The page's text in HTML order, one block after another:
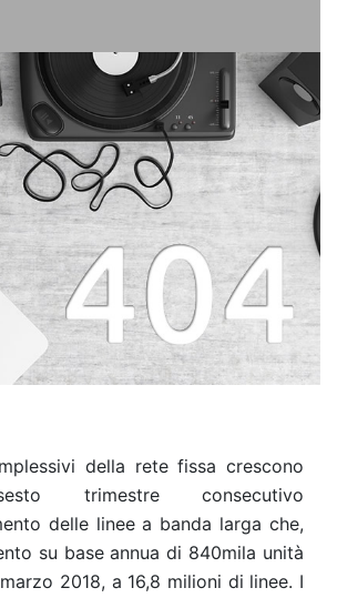
della rete fissa crescono
trimestre consecutivo
delle linee a banda larga che,
su base annua di 840mila unità
2018, a 16,8 milioni di linee. I